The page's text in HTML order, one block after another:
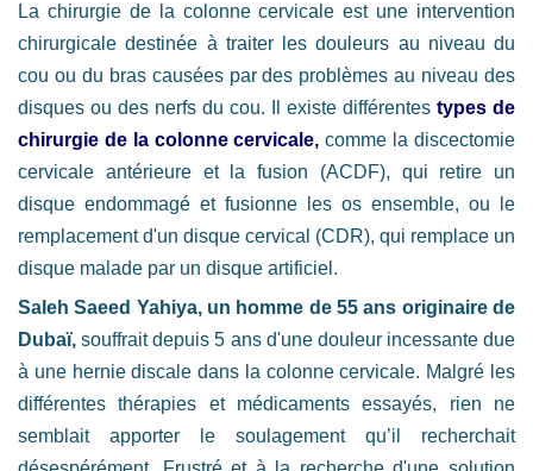
La chirurgie de la colonne cervicale est une intervention
chirurgicale destinée à traiter les douleurs au niveau du
cou ou du bras causées par des problèmes au niveau des
disques ou des nerfs du cou. Il existe différentes types de
chirurgie de la colonne cervicale, comme la discectomie
cervicale antérieure et la fusion (ACDF), qui retire un
disque endommagé et fusionne les os ensemble, ou le
remplacement d'un disque cervical (CDR), qui remplace un
disque malade par un disque artificiel.
Saleh Saeed Yahiya, un homme de 55 ans originaire de
Dubaï, souffrait depuis 5 ans d'une douleur incessante due
à une hernie discale dans la colonne cervicale. Malgré les
différentes thérapies et médicaments essayés, rien ne
semblait apporter le soulagement qu’il recherchait